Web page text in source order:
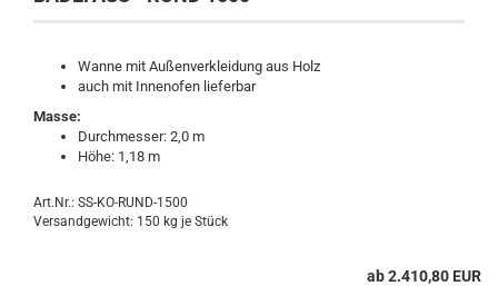
Wanne mit Außenverkleidung aus Holz
auch mit Innenofen lieferbar
Masse:
Durchmesser: 2,0 m
Höhe: 1,18 m
Art.Nr.: SS-KO-RUND-1500
Versandgewicht: 150 kg je Stück
ab 2.410,80 EUR